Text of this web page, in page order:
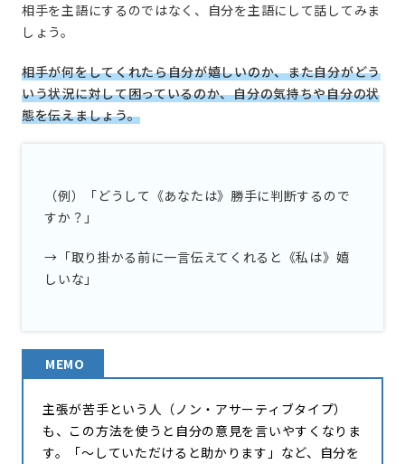
相手を主語にするのではなく、自分を主語にして話してみま
しょう。
相手が何をしてくれたら自分が嬉しいのか、また自分がどう
いう状況に対して困っているのか、自分の気持ちや自分の状
態を伝えましょう。
（例）「どうして《あなたは》勝手に判断するので
すか？」
→「取り掛かる前に一言伝えてくれると《私は》嬉
しいな」
MEMO
主張が苦手という人（ノン・アサーティブタイプ）
も、この方法を使うと自分の意見を言いやすくなりま
す。「〜していただけると助かります」など、自分を